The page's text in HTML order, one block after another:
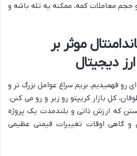
حجم معاملات کمه، ممکنه یه تله باشه و
موثر بر
دیجیتال
رو فهمیدیم، بریم سراغ عوامل بزرگ تر و
کل بازار کریپتو رو زیر و رو می کنن.
که ارزش ذاتی و بلندمدت یک پروژه
و گاهی اوقات تغییرات قیمتی عظیمی